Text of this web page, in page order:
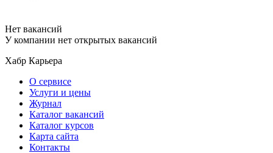
Нет вакансий
У компании нет открытых вакансий
Хабр Карьера
О сервисе
Услуги и цены
Журнал
Каталог вакансий
Каталог курсов
Карта сайта
Контакты